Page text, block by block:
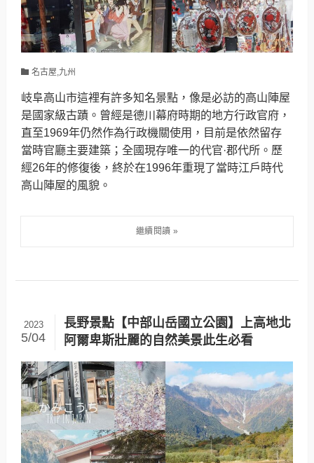
名古屋,九州
岐阜高山市這裡有許多知名景點，像是必訪的高山陣屋
是國家級古蹟。曾經是德川幕府時期的地方行政官府，
直至1969年仍然作為行政機關使用，目前是依然留存
當時官廳主要建築；全國現存唯一的代官·郡代所。歷
經26年的修復後，終於在1996年重現了當時江戶時代
高山陣屋的風貌。
長野景點【中部山岳國立公園】上高地北
阿爾卑斯壯麗的自然美景此生必看
2023
5/04